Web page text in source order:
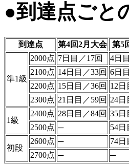
●到達点ごと
到達点 第4回2月大会 第5
準1級
2000点 7日目／17回 4日
2100点 14日目／33回 6日
2200点 15日目／36回 12日
2300点 21日目／59回 24日
1級
2400点 28日目／84回 35日
2500点 ─ 54日
初段
2600点 ─ 74日
2700点 ─ ─